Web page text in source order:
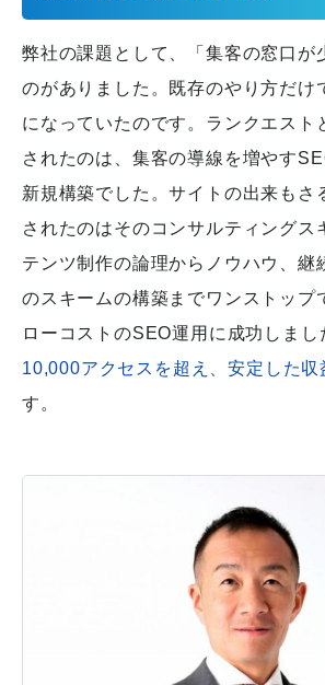
弊社の課題として、「集客の窓口が
のがありました。既存のやり方だけ
になっていたのです。ランクエスト
されたのは、集客の導線を増やす
新規構築でした。サイトの出来もさ
されたのはそのコンサルティングス
テンツ制作の論理からノウハウ、継
のスキームの構築までワンストップ
ローコストのSEO運用に成功しまし
10,000アクセスを超え、安定した収
す。